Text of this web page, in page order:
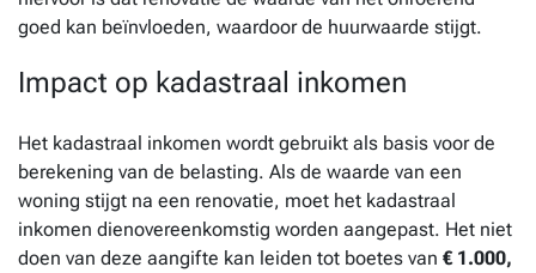
goed kan beïnvloeden, waardoor de huurwaarde stijgt.
Impact op kadastraal inkomen
Het kadastraal inkomen wordt gebruikt als basis voor de
berekening van de belasting. Als de waarde van een
woning stijgt na een renovatie, moet het kadastraal
inkomen dienovereenkomstig worden aangepast. Het niet
doen van deze aangifte kan leiden tot boetes van € 1.000,